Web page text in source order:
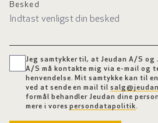
Besked
Jeg samtykker til, at Jeudan A/S og
A/S må kontakte mig via e-mail og
henvendelse. Mit samtykke kan til
ved at sende en mail til
formål behandler Jeudan dine
mere i vorespersondatapolitik.